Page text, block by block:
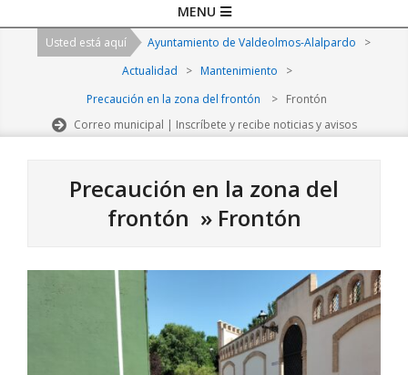
Navigation
MENU
Usted está aquí Ayuntamiento de Valdeolmos-Alalpardo
>
Actualidad
> Mantenimiento
>
Precaución en la zona del frontón
> Frontón
Correo municipal | Inscríbete y recibe noticias y avisos
Precaución en la zona del
frontón » Frontón